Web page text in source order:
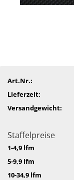
Art.Nr.:
Lieferzeit:
Versandgewicht:
Staffelpreise
1-4,9 lfm
5-9,9 lfm
10-34,9 lfm